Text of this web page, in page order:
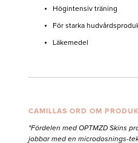
Högintensiv träning
För starka
Läkemedel
CAMILLAS ORD OM
"Fördelen med OPTMZD Skins
jobbar med en microdosnings-